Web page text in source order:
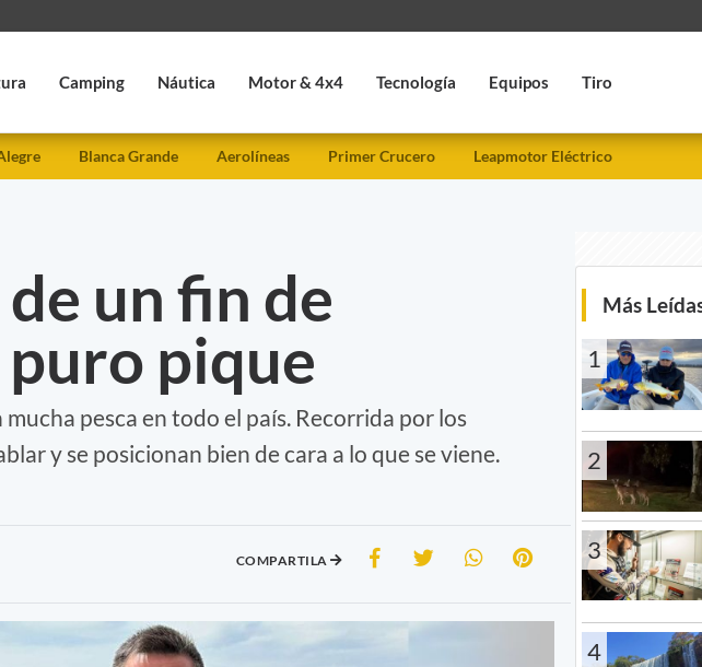
Camping Náutica Motor & 4x4 Tecnología Equipos Tiro
Blanca Grande Aerolíneas Primer Crucero Leapmotor Eléctrico
un fin de
puro pique
pesca en todo el país. Recorrida por los
y se posicionan bien de cara a lo que se viene.
COMPARTILA
Más
1
2
3
4